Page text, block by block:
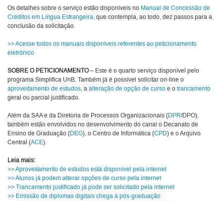
Os detalhes sobre o serviço estão disponíveis no Manual de Concessão de
Créditos em Língua Estrangeira, que contempla, ao todo, dez passos para a
conclusão da solicitação.
>> Acesse todos os manuais disponíveis referentes ao peticionamento
eletrônico
SOBRE O PETICIONAMENTO– Este é o quarto serviço disponível pelo
programa Simplifica UnB. Também já é possível solicitar on-line o
aproveitamento de estudos, a alteração de opção de curso e o trancamento
geral ou parcial justificado.
Além da SAA e da Diretoria de Processos Organizacionais (DPR/DPO),
também estão envolvidos no desenvolvimento do canal o Decanato de
Ensino de Graduação (DEG), o Centro de Informática (CPD) e o Arquivo
Central (ACE).
Leia mais:
>> Aproveitamento de estudos está disponível pela internet
>> Alunos já podem alterar opções de curso pela internet
>> Trancamento justificado já pode ser solicitado pela internet
>> Emissão de diplomas digitais chega à pós-graduação